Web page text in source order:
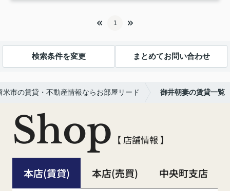
1
検索条件を変更 まとめてお問い合わせ
米市の賃貸・不動産情報ならお部屋リード 御井朝妻の賃貸一覧
Shop 【 店舗情報 】
本店(賃貸) 本店(売買) 中央町支店